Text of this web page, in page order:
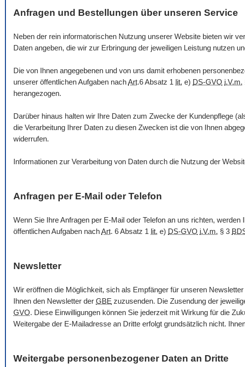
Anfragen und Bestellungen über unseren Service
Neben der rein informatorischen Nutzung unserer Website bieten wir
Daten angeben, die wir zur Erbringung der jeweiligen Leistung nutzen
Die von Ihnen angegebenen und von uns damit erhobenen
unserer öffentlichen Aufgaben nachArt.6 Absatz 1 lit. e) DS-GVO i.V.m.
herangezogen.
Darüber hinaus halten wir Ihre Daten zum Zwecke der Kundenpflege
die Verarbeitung Ihrer Daten zu diesen Zwecken ist die von Ihnen
widerrufen.
Informationen zur Verarbeitung von Daten durch die Nutzung der
Anfragen per E-Mail oder Telefon
Wenn Sie Ihre Anfragen per E-Mail oder Telefon an uns richten,
öffentlichen Aufgaben nachArt. 6 Absatz 1 lit. e) DS-GVO i.V.m. § 3
Newsletter
Wir eröffnen die Möglichkeit, sich als Empfänger für unseren Newsletter
Ihnen den Newsletter der GBE zuzusenden. Die Zusendung der
GVO. Diese Einwilligungen können Sie jederzeit mit Wirkung für die
Weitergabe der E-Mailadresse an Dritte erfolgt grundsätzlich nicht.
Weitergabe personenbezogener Daten an Dritte